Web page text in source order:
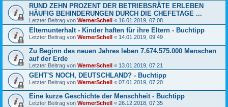
RUND ZEHN PROZENT DER BETRIEBSRÄTE ERLEBEN
HÄUFIG BEHINDERUNGEN DURCH DIE CHEFETAGE ...
Letzter Beitrag von WernerSchell « 16.01.2019, 07:08
Elternunterhalt - Kinder haften für ihre Eltern - Buchtipp
Letzter Beitrag von WernerSchell « 14.01.2019, 09:49
Zu Beginn des neuen Jahres leben 7.674.575.000 Menschen
auf der Erde
Letzter Beitrag von WernerSchell « 13.01.2019, 07:21
GEHT'S NOCH, DEUTSCHLAND? - Buchtipp
Letzter Beitrag von WernerSchell « 07.01.2019, 07:20
Eine kurze Geschichte der Menschheit - Buchtipp
Letzter Beitrag von WernerSchell « 26.12.2018, 07:35